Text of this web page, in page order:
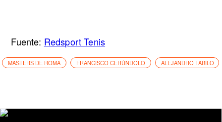
Fuente: Redsport Tenis
MASTERS DE ROMA FRANCISCO CERÚNDOLO ALEJANDRO TABILO